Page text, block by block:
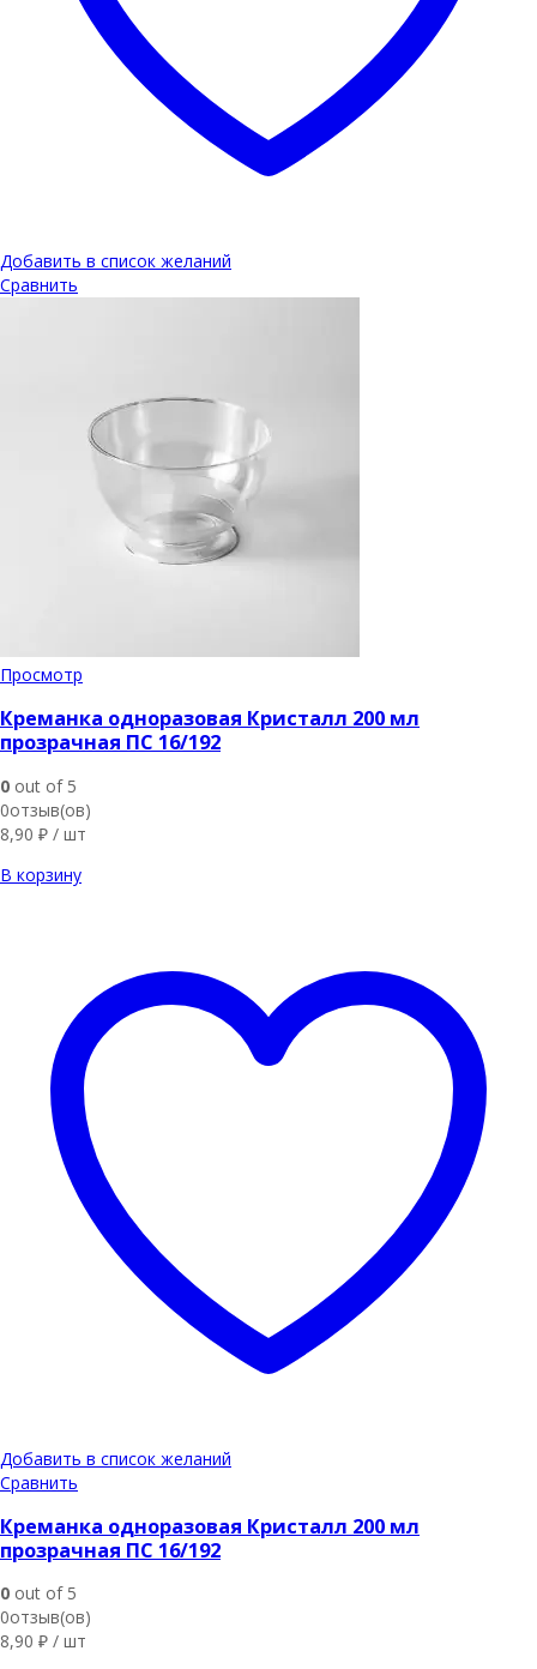
Добавить в список желаний
Сравнить
Просмотр
Креманка одноразовая Кристалл 200 мл
прозрачная ПС 16/192
0 out of 5
0отзыв(ов)
8,90 ₽ / шт
В корзину
Добавить в список желаний
Сравнить
Креманка одноразовая Кристалл 200 мл
прозрачная ПС 16/192
0 out of 5
0отзыв(ов)
8,90 ₽ / шт